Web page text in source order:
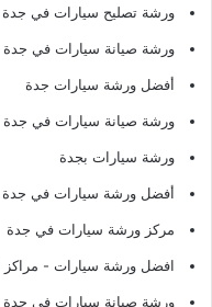
ورشة تصليح سيارات في جدة
ورشة صيانة سيارات في جدة
أفضل ورشة سيارات جدة
ورشة صيانة سيارات في جدة
ورشة سيارات بجدة
أفضل ورشة سيارات في جدة
مركز ورشة سيارات في جدة
افضل ورشة سيارات - مراكز
ورشة صيانة سيارات في جدة